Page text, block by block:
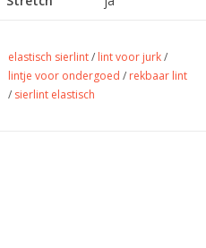
elastisch sierlint/ lint voor jurk/
lintje voor ondergoed / rekbaar lint
/ sierlint elastisch